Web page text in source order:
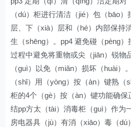
（dú）柜进行清洁（jié）包（bāo）
层、下（xià）层和（hé）内部保持
生（shēng）。pp4 避免碰（pèng）
过程中避免将重物或尖（jiān）锐物
（guì）以免（miǎn）损坏（huài）
（shǐ）用（yòng）按（àn）键熟（
柜的4个（gè）按（àn）键功能确保
结pp方太（tài）消毒柜（guì）作为
房电器具（jù）有消（xiāo）毒（